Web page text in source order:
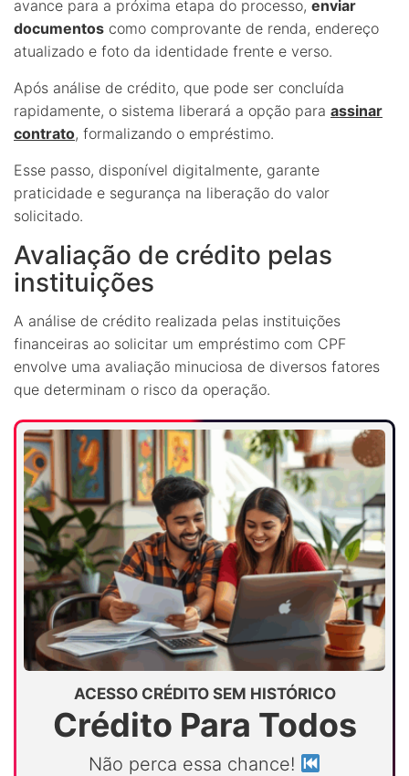
avance para a próxima etapa do processo, enviar
documentos como comprovante de renda, endereço
atualizado e foto da identidade frente e verso.
Após análise de crédito, que pode ser concluída
rapidamente, o sistema liberará a opção para assinar
contrato, formalizando o empréstimo.
Esse passo, disponível digitalmente, garante
praticidade e segurança na liberação do valor
solicitado.
Avaliação de crédito pelas
instituições
A análise de crédito realizada pelas instituições
financeiras ao solicitar um empréstimo com CPF
envolve uma avaliação minuciosa de diversos fatores
que determinam o risco da operação.
ACESSO CRÉDITO SEM HISTÓRICO
Crédito Para Todos
Não perca essa chance!